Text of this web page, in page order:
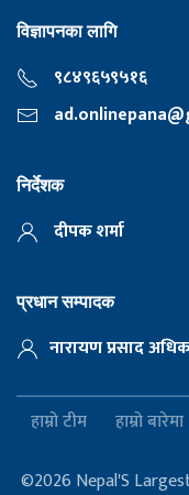
विज्ञापनका लागि
९८४९६५९५१६
निर्देशक
दीपक शर्मा
प्रधान सम्पादक
नारायण प्रसाद
हाम्रो टीम हाम्रो बारेमा
©2026 Nepal'S